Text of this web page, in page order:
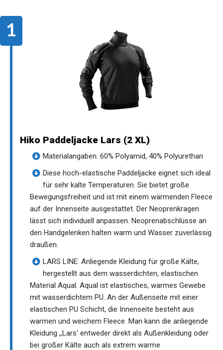
Hiko Paddeljacke Lars (2 XL)
Materialangaben: 60% Polyamid, 40% Polyurethan
Diese hoch-elastische Paddeljacke eignet sich ideal
für sehr kalte Temperaturen. Sie bietet große
Bewegungsfreiheit und ist mit einem wärmenden Fleece
auf der Innenseite ausgestattet. Der Neoprenkragen
lässt sich individuell anpassen. Neoprenabschlüsse an
den Handgelenken halten warm und Wasser zuverlässig
draußen.
LARS LINE: Anliegende Kleidung für große Kälte,
hergestellt aus dem wasserdichten, elastischen
Material Aqual. Aqual ist elastisches, warmes Gewebe
mit wasserdichtem PU. An der Außenseite mit einer
elastischen PU Schicht, die Innenseite besteht aus
warmen und weichem Fleece. Man kann die anliegende
Kleidung ,,Lars' entweder direkt als Außenkleidung oder
bei großer Kälte auch als extrem warme